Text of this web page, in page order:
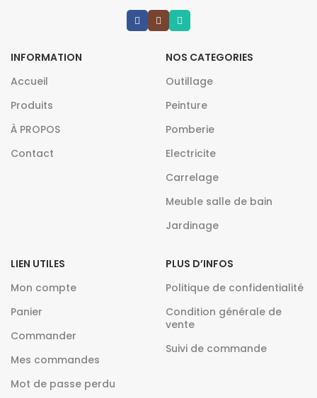
INFORMATION
Accueil
Produits
À PROPOS
Contact
NOS CATEGORIES
Outillage
Peinture
Pomberie
Electricite
Carrelage
Meuble salle de bain
Jardinage
LIEN UTILES
Mon compte
Panier
Commander
Mes commandes
Mot de passe perdu
PLUS D’INFOS
Politique de confidentialité
Condition générale de
vente
Suivi de commande